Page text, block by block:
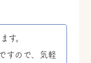
す。
すので、気軽